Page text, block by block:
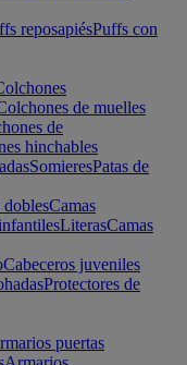
reposapiésPuffs con
de muelles
de
hinchables
SomieresPatas de
doblesCamas
LiterasCamas
Cabeceros juveniles
Protectores de
puertas